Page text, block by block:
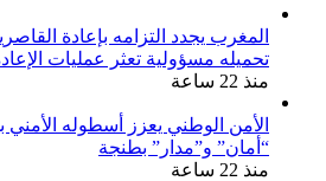
المغرب يجدد التزامه بإعادة
تحميله مسؤولية تعثر عمليات
منذ 22 ساعة
الأمن الوطني يعزز أسطوله الأمني
“أمان” و”مدار” بطنجة
منذ 22 ساعة